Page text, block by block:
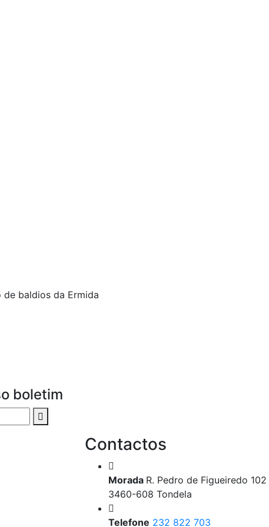
baldios da Ermida
boletim
Contactos
Morada R. Pedro de Figueiredo 102
3460-608 Tondela
Telefone 232 822 703